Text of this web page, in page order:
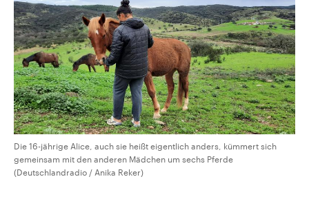
Die 16-jährige Alice, auch sie heißt eigentlich anders, kümmert sich
gemeinsam mit den anderen Mädchen um sechs Pferde
(Deutschlandradio / Anika Reker)